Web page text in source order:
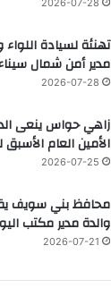
تهنئة لسيادة
مدير أمن شمال
2026-07-28
زاهي حواس ينعى
الأمين العام
2026-07-25
محافظ بني سويف
والدة مدير مكتب
2026-07-21